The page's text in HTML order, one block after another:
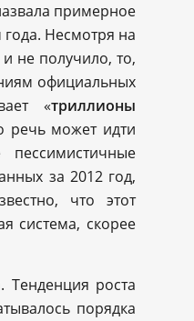
примерное
Несмотря на
не получило, то,
официальных
«триллионы
речь может идти
за 2012 год,
что этот
система, скорее
Тенденция роста
порядка